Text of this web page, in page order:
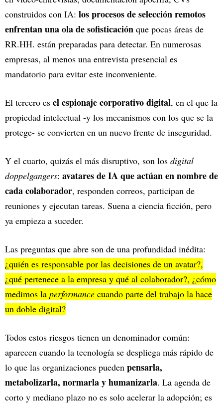
construidos con IA: los procesos de selección remotos
enfrentan una ola de sofisticación que pocas áreas de
RR.HH. están preparadas para detectar. En numerosas
empresas, al menos una entrevista presencial es
mandatorio para evitar este inconveniente.
El tercero es el espionaje corporativo digital, en el que la
propiedad intelectual -y los mecanismos con los que se la
protege- se convierten en un nuevo frente de inseguridad.
Y el cuarto, quizás el más disruptivo, son los digital
doppelgangers: avatares de IA que actúan en nombre de
cada colaborador, responden correos, participan de
reuniones y ejecutan tareas. Suena a ciencia ficción, pero
ya empieza a suceder.
Las preguntas que abre son de una profundidad inédita:
¿quién es responsable por las decisiones de un avatar?,
¿qué pertenece a la empresa y qué al colaborador?, ¿cómo
medimos la performance cuando parte del trabajo la hace
un doble digital?
Todos estos riesgos tienen un denominador común:
aparecen cuando la tecnología se despliega más rápido de
lo que las organizaciones pueden pensarla,
metabolizarla, normarla y humanizarla. La agenda de
corto y mediano plazo no es solo acelerar la adopción; es